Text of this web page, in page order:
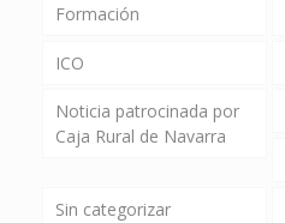
Formación
ICO
Noticia patrocinada por
Caja Rural de Navarra
Sin categorizar